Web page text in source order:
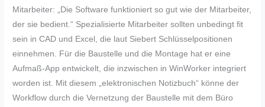
Mitarbeiter: „Die Software funktioniert so gut wie der Mitarbeiter,
der sie bedient.“ Spezialisierte Mitarbeiter sollten unbedingt fit
sein in CAD und Excel, die laut Siebert Schlüsselpositionen
einnehmen. Für die Baustelle und die Montage hat er eine
Aufmaß-App entwickelt, die inzwischen in WinWorker integriert
worden ist. Mit diesem „elektronischen Notizbuch“ könne der
Workflow durch die Vernetzung der Baustelle mit dem Büro